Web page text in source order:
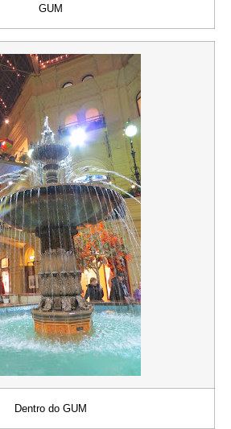
GUM
Dentro do GUM